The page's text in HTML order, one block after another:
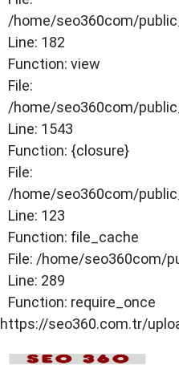
/home/seo360com/
Line: 182
Function: view
File:
/home/seo360com/
Line: 1543
Function: {closure}
File:
/home/seo360com/
Line: 123
Function: file_cache
File: /home/seo360com/
Line: 289
Function: require_once
https://seo360.com.tr/